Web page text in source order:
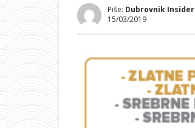
Piše: Dubrovnik Insider
15/03/2019